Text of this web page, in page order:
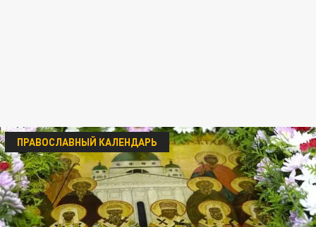
ПРАВОСЛАВНЫЙ КАЛЕНДАРЬ